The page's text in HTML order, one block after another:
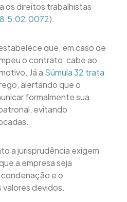
os direitos trabalhistas
).
que, em caso de
o contrato, cabe ao
Já a Súmula 32 trata
alertando que o
formalmente sua
evitando
a jurisprudência exigem
a empresa seja
e o
devidos.